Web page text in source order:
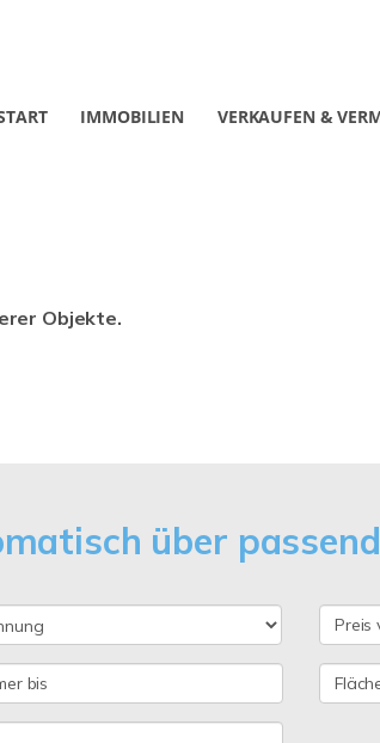
IMMOBILIEN VERKAUFEN &
Objekte.
über